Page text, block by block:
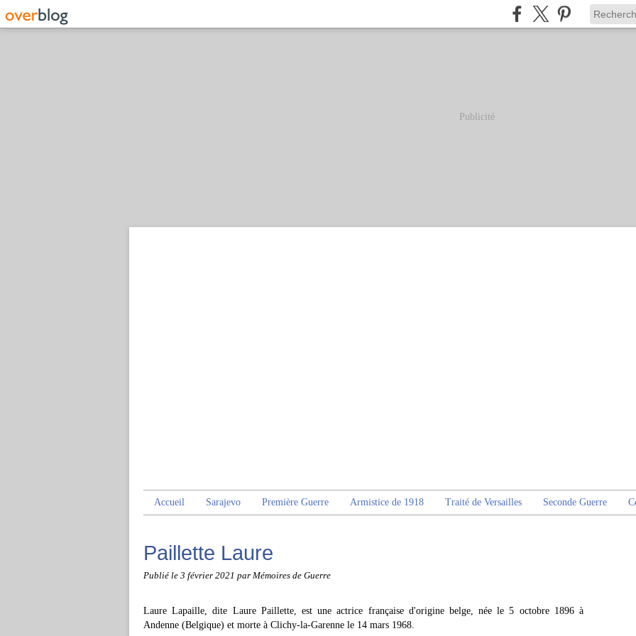
Publicité
Accueil Sarajevo Première Guerre Armistice de 1918 Traité de Versailles Seconde Guerre
Paillette Laure
Publié le 3 février 2021 par Mémoires de Guerre
Laure Lapaille, dite Laure Paillette, est une actrice française d'origine belge, née le 5 octobre 1896 à
Andenne (Belgique) et morte à Clichy-la-Garenne le 14 mars 1968.